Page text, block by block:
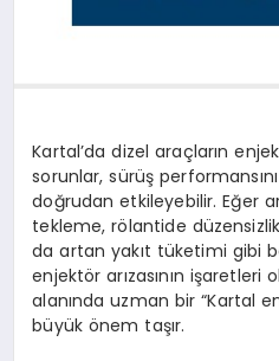
Kartal’da dizel araçların
sorunlar, sürüş
doğrudan etkileyebilir. Eğer
tekleme, rölantide
da artan yakıt tüketimi gibi
enjektör arızasının işaretleri
alanında uzman bir “Kartal
büyük önem taşır.